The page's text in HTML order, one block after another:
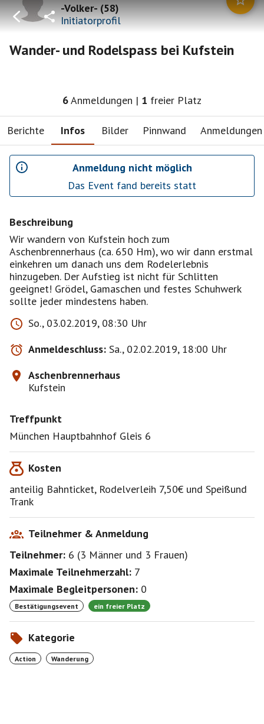
-Volker-(58)
Initiatorprofil
Wander- und Rodelspass bei Kufstein
6Anmeldungen | 1 freier Platz
Berichte Infos Bilder Pinnwand Anmeldungen
Anmeldung nicht möglich
Das Event fand bereits statt
Beschreibung
Wir wandern von Kufstein hoch zum
Aschenbrennerhaus (ca. 650 Hm), wo wir dann erstmal
einkehren um danach uns dem Rodelerlebnis
hinzugeben. Der Aufstieg ist nicht für Schlitten
geeignet! Grödel, Gamaschen und festes Schuhwerk
sollte jeder mindestens haben.
So., 03.02.2019, 08:30 Uhr
Anmeldeschluss: Sa., 02.02.2019, 18:00 Uhr
Aschenbrennerhaus
Kufstein
Treffpunkt
München Hauptbahnhof Gleis 6
Kosten
anteilig Bahnticket, Rodelverleih 7,50€ und Speißund
Trank
Teilnehmer & Anmeldung
Teilnehmer: 6 (3 Männer und 3 Frauen)
Maximale Teilnehmerzahl: 7
Maximale Begleitpersonen: 0
Bestätigungsevent ein freier Platz
Kategorie
Action Wanderung